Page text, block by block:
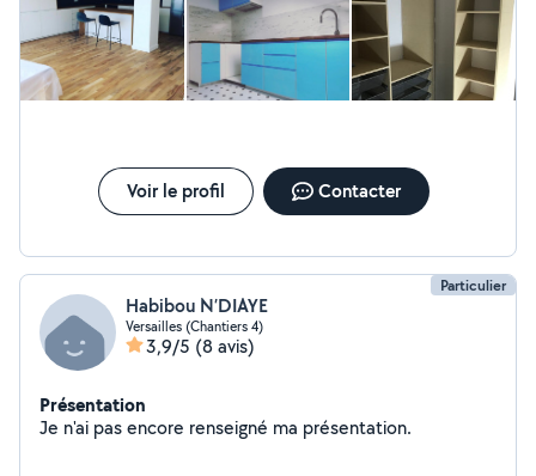
Voir le profil Contacter
Particulier
Habibou N’DIAYE
Versailles (Chantiers 4)
3,9/5 (8 avis)
Présentation
Je n'ai pas encore renseigné ma présentation.